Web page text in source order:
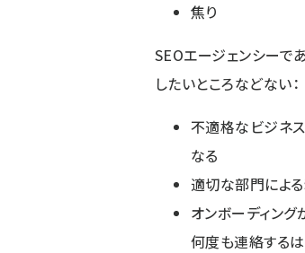
焦り
SEOエージェンシーで
したいところなどない：
不適格なビジネ
なる
適切な部門によ
オンボーディン
何度も連絡する